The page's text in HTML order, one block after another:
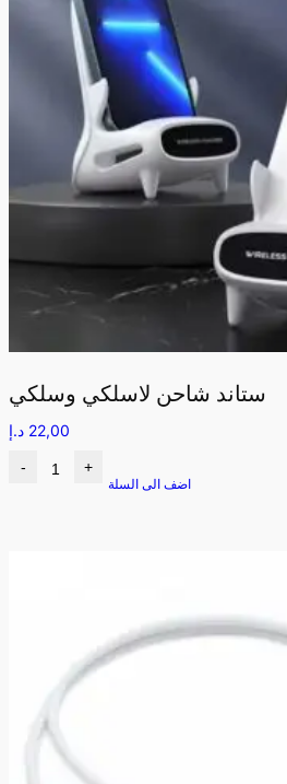
ستاند شاحن لاسلكي وسلكي
22,00 د.إ
- +
اضف الى السلة